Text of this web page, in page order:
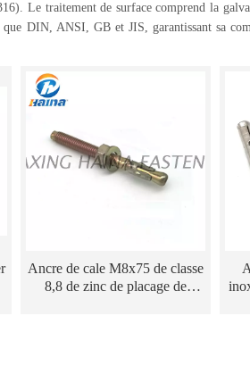
Le traitement de surface comprend la
DIN, ANSI, GB et JIS, garantissant sa
Ancre de cale M8x75 de classe
8,8 de zinc de placage de